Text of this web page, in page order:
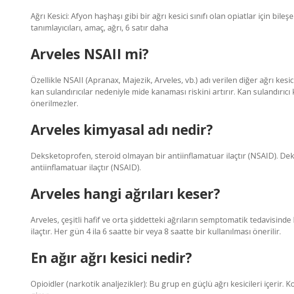
Ağrı Kesici: Afyon haşhaşı gibi bir ağrı kesici sınıfı olan opiatlar için
tanımlayıcıları, amaç, ağrı, 6 satır daha
Arveles NSAII mi?
Özellikle NSAII (Apranax, Majezik, Arveles, vb.) adı verilen diğer ağrı
kan sulandırıcılar nedeniyle mide kanaması riskini artırır. Kan
önerilmezler.
Arveles kimyasal adı nedir?
Deksketoprofen, steroid olmayan bir antiinflamatuar ilaçtır (NSAID).
antiinflamatuar ilaçtır (NSAID).
Arveles hangi ağrıları keser?
Arveles, çeşitli hafif ve orta şiddetteki ağrıların semptomatik tedavisinde
ilaçtır. Her gün 4 ila 6 saatte bir veya 8 saatte bir kullanılması önerilir.
En ağır ağrı kesici nedir?
Opioidler (narkotik analjezikler): Bu grup en güçlü ağrı kesicileri içerir.